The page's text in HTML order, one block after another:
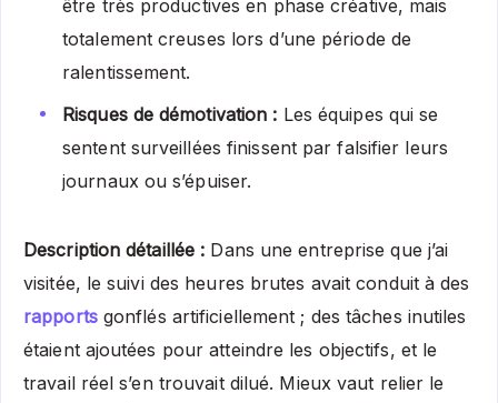
être très productives en phase créative, mais
totalement creuses lors d’une période de
ralentissement.
Risques de démotivation : Les équipes qui se
sentent surveillées finissent par falsifier leurs
journaux ou s’épuiser.
Description détaillée : Dans une entreprise que j’ai
visitée, le suivi des heures brutes avait conduit à des
rapportsgonflés artificiellement ; des tâches inutiles
étaient ajoutées pour atteindre les objectifs, et le
travail réel s’en trouvait dilué. Mieux vaut relier le